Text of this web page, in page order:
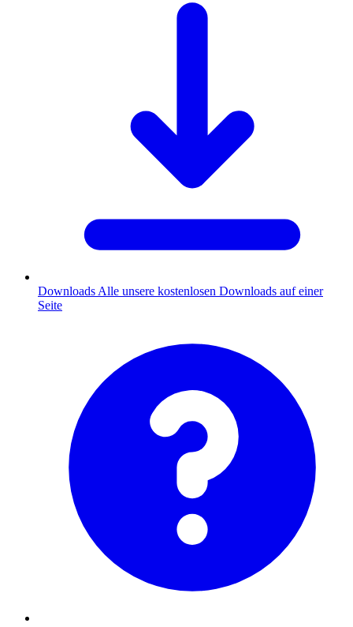
Downloads Alle unsere kostenlosen Downloads auf einer
Seite